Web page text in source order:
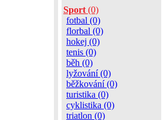
Sport (0)
fotbal (0)
florbal (0)
hokej (0)
tenis (0)
běh (0)
lyžování (0)
běžkování (0)
turistika (0)
cyklistika (0)
triatlon (0)